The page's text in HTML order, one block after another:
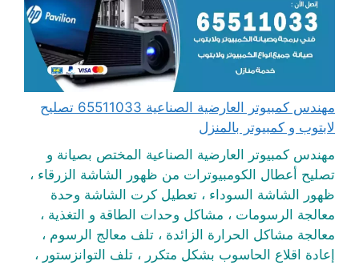
مهندس كمبيوتر العارضية الصناعية 65511033 تصليح
لابتوب و كمبيوتر بالمنزل
مهندس كمبيوتر العارضية الصناعية المختص بصيانة و
تصليح أعطال الكومبيوترات من ظهور الشاشة الزرقاء ،
ظهور الشاشة السوداء ، تعطيل كرت الشاشة وحدة
معالجة الرسومات ، مشاكل وحدات الطاقة و التغذية ،
معالجة مشاكل الحرارة الزائدة ، تلف معالج الرسوم ،
إعادة اقلاع الحاسوب بشكل متكرر ، تلف التوانزستور ،